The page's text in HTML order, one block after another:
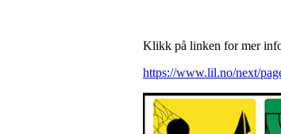
Klikk på linken for mer
https://www.lil.no/next/